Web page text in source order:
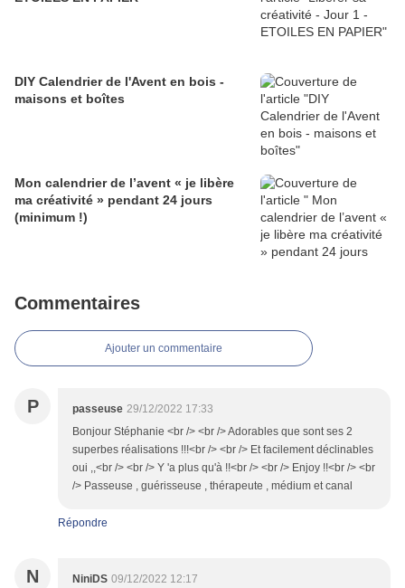
DIY Calendrier de l'Avent en bois -
maisons et boîtes
Mon calendrier de l’avent « je libère
ma créativité » pendant 24 jours
(minimum !)
Commentaires
Ajouter un commentaire
P passeuse 29/12/2022 17:33
Bonjour Stéphanie <br /> <br /> Adorables que sont ses 2
superbes réalisations !!!<br /> <br /> Et facilement déclinables
oui ,,<br /> <br /> Y 'a plus qu'à !!<br /> <br /> Enjoy !!<br /> <br
/> Passeuse , guérisseuse , thérapeute , médium et canal
Répondre
N NiniDS 09/12/2022 12:17